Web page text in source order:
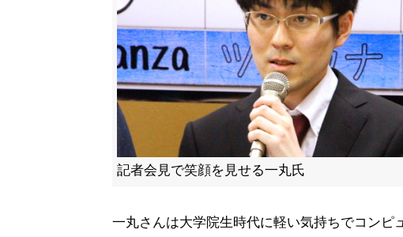
記者会見で笑顔を見せる一丸氏
一丸さんは大学院生時代に軽い気持ちでコンピ